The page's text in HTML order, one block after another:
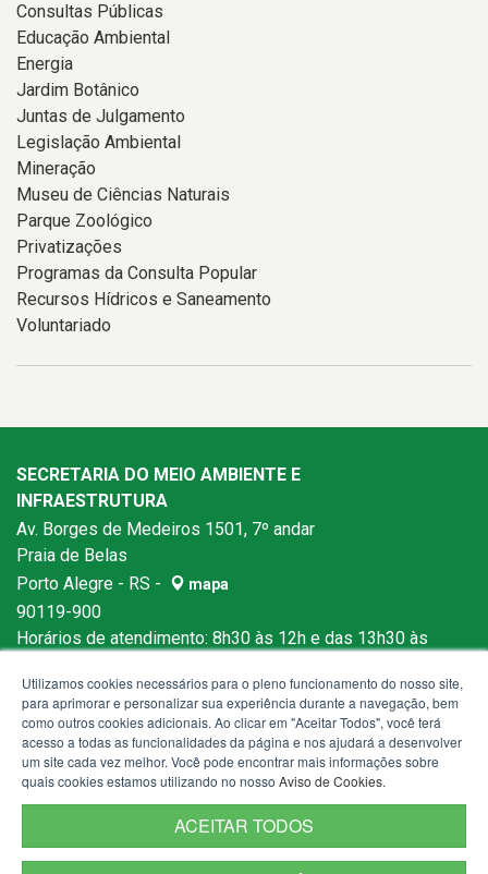
Consultas Públicas
Educação Ambiental
Energia
Jardim Botânico
Juntas de Julgamento
Legislação Ambiental
Mineração
Museu de Ciências Naturais
Parque Zoológico
Privatizações
Programas da Consulta Popular
Recursos Hídricos e Saneamento
Voluntariado
SECRETARIA DO MEIO AMBIENTE E
INFRAESTRUTURA
Av. Borges de Medeiros 1501, 7º andar
Praia de Belas
Porto Alegre - RS -
mapa
90119-900
Horários de atendimento: 8h30 às 12h e das 13h30 às
Utilizamos cookies necessários para o pleno funcionamento do nosso site,
para aprimorar e personalizar sua experiência durante a navegação, bem
como outros cookies adicionais. Ao clicar em "Aceitar Todos", você terá
acesso a todas as funcionalidades da página e nos ajudará a desenvolver
um site cada vez melhor. Você pode encontrar mais informações sobre
quais cookies estamos utilizando no nosso Aviso de Cookies.
ACEITAR TODOS